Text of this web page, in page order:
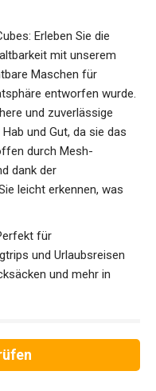
Erleben Sie die
mit unserem
Maschen für
entworfen wurde.
und zuverlässige
und Gut, da sie das
durch Mesh-
dank der
leicht erkennen, was
für
und Urlaubsreisen
und mehr in